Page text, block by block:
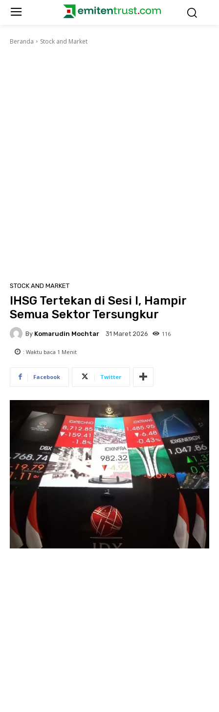
Beranda Stock and Market
STOCK AND MARKET
IHSG Tertekan di Sesi I, Hampir
Semua Sektor Tersungkur
By Komarudin Mochtar 31 Maret 2026 116
: Waktu baca 1 Menit
Facebook Twitter